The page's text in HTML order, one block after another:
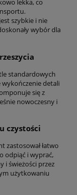
lekka, co
szybkie i nie
wybór dla
standardowych
wykończenie detali
się z
nowoczesny i
czystości
zastosował łatwo
odpiąć i wyprać,
i świeżości przez
użytkowaniu